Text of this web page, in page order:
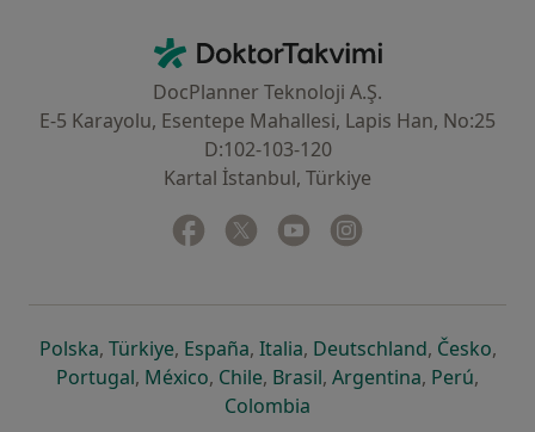
DoktorTakvimi - Ana Sayfa
DocPlanner Teknoloji A.Ş.
E-5 Karayolu, Esentepe Mahallesi, Lapis Han, No:25
D:102-103-120
Kartal İstanbul, Türkiye
Facebook
yeni bir sekmede açılır
Twitter
yeni bir sekmede açılır
Youtube
yeni bir sekmede açılır
Polskayeni bir sekmede açılır
, Türkiyeyeni bir sekmede açılır
, Españayeni bir sekmede açılır
, Italiayeni bir sekmede açılır
, Deutschlandyeni bir
, Českoyeni
,
Portugalyeni bir sekmede açılır
, Méxicoyeni bir sekmede açılır
, Chileyeni bir sekmede açılır
, Brasilyeni bir sekmede açılır
, Argentinayeni bir
, Perúyeni
,
Colombia